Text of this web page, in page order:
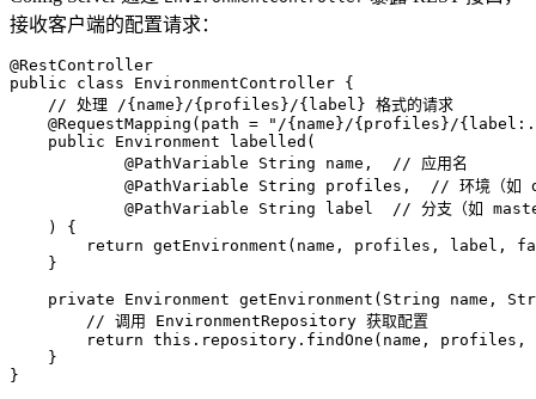
接收客户端的配置请求：
@RestController
public
class EnvironmentController {
// 处理 /{name}/{profiles}/{label} 格式的请求
@RequestMapping(path = "/{name}/{profiles}/
public Environment labelled (
@PathVariable String name,  // 应用名
@PathVariable String profiles,  // 环境（如
@PathVariable String label  // 分支（如
    )
{
return getEnvironment(name, profiles, label,
    }
private Environment getEnvironment (String name,
// 调用 EnvironmentRepository 获取配置
return this .repository.findOne(name,
    }
}